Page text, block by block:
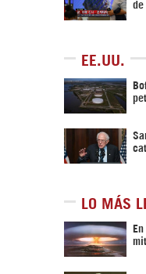
de
EE.UU.
LO MÁS